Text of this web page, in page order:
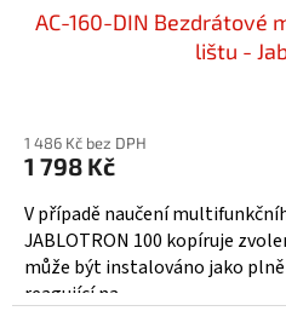
AC-160-DIN Bezdrátové
lištu -
produktu
je
5,0
z
5
hvězdiček.
1 486 Kč bez DPH
1 798 Kč
V případě naučení
JABLOTRON 100 kopíruje
může být instalováno jako
reagující na...